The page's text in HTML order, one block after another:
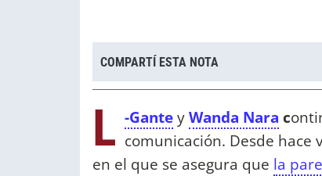
COMPARTÍ ESTA NOTA
L -GanteyWanda Nara c
comunicación. Desde
en el que se asegura que la